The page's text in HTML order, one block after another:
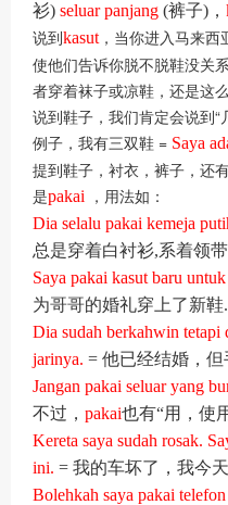
衫) seluar panjang (裤子)，
说到kasut，当你进入马来西
使他们告诉你脱不脱鞋没关
者穿着袜子或凉鞋，还是这
说到鞋子，我们肯定会说到
例子，我有三双鞋 = Saya
提到鞋子，衬衣，裤子，还
是pakai ，用法如：
Dia selalu pakai kemeja
总是穿着白衬衫,系着领
Saya pakai kasut baru
为哥哥的婚礼穿上了新鞋.
Dia sudah berkahwin
jarinya. = 他已经结婚，
Jangan pakai seluar yang
不过， pakai也有“用，使
Kereta saya sudah rosak.
ini. = 我的车坏了，我今
Bolehkah saya pakai telefon